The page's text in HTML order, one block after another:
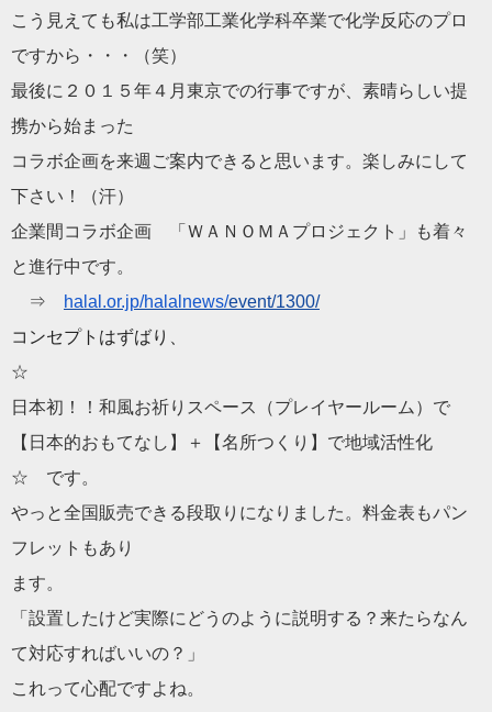
こう見えても私は工学部工業化学科卒業で化学反応のプロ
ですから ・・・（笑）
最後に２０１５年４月東京での行事ですが、 素晴らしい提
携から始まった
コラボ企画を来週ご案内できると思います。楽しみにして
下さい！
（汗）
企業間コラボ企画 「ＷＡＮＯＭＡプロジェクト」も着々
と進行中です。
⇒
halal.or.jp/halalnews/event/1300/
コンセプトはずばり、
☆
日本初！！和風お祈りスペース（プレイヤールーム）で
【日本的おもてなし】＋【名所つくり】で地域活性化
☆ です。
やっと全国販売できる段取りになりました。 料金表もパン
フレットもあり
ます。
「設置したけど実際にどうのように説明する？ 来たらなん
て対応すればいいの？」
これって心配ですよね。